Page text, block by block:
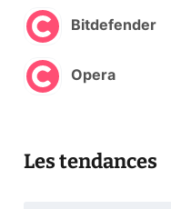
Bitdefender
Opera
Les tendances